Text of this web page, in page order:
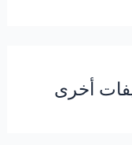
أخرى